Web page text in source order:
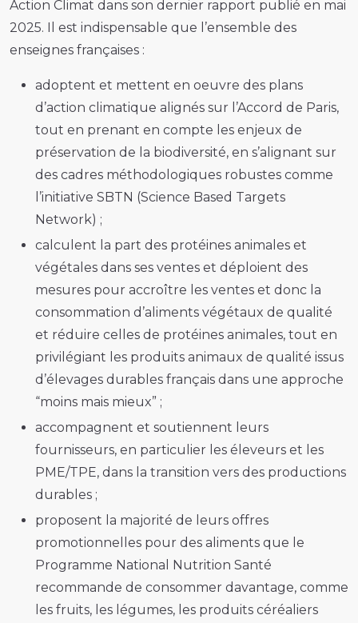
Action Climat dans son dernier rapport publié en mai
2025. Il est indispensable que l’ensemble des
enseignes françaises :
adoptent et mettent en oeuvre des plans
d’action climatique alignés sur l’Accord de Paris,
tout en prenant en compte les enjeux de
préservation de la biodiversité, en s’alignant sur
des cadres méthodologiques robustes comme
l’initiative SBTN (Science Based Targets
Network) ;
calculent la part des protéines animales et
végétales dans ses ventes et déploient des
mesures pour accroître les ventes et donc la
consommation d’aliments végétaux de qualité
et réduire celles de protéines animales, tout en
privilégiant les produits animaux de qualité issus
d’élevages durables français dans une approche
“moins mais mieux” ;
accompagnent et soutiennent leurs
fournisseurs, en particulier les éleveurs et les
PME/TPE, dans la transition vers des productions
durables ;
proposent la majorité de leurs offres
promotionnelles pour des aliments que le
Programme National Nutrition Santé
recommande de consommer davantage, comme
les fruits, les légumes, les produits céréaliers